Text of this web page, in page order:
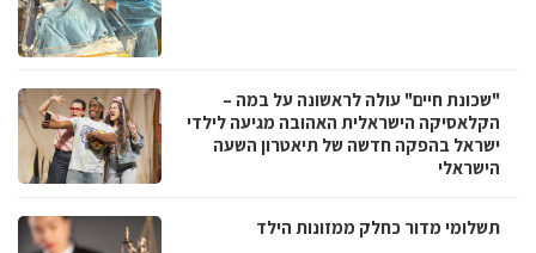
"שכונת חיים" עולה לראשונה על במה –
הקלאסיקה הישראלית האהובה מגיעה לילדי
ישראל בהפקה חדשה של תיאטרון השעה
הישראלי
תשלומי מדור כחלק ממזונות הילד